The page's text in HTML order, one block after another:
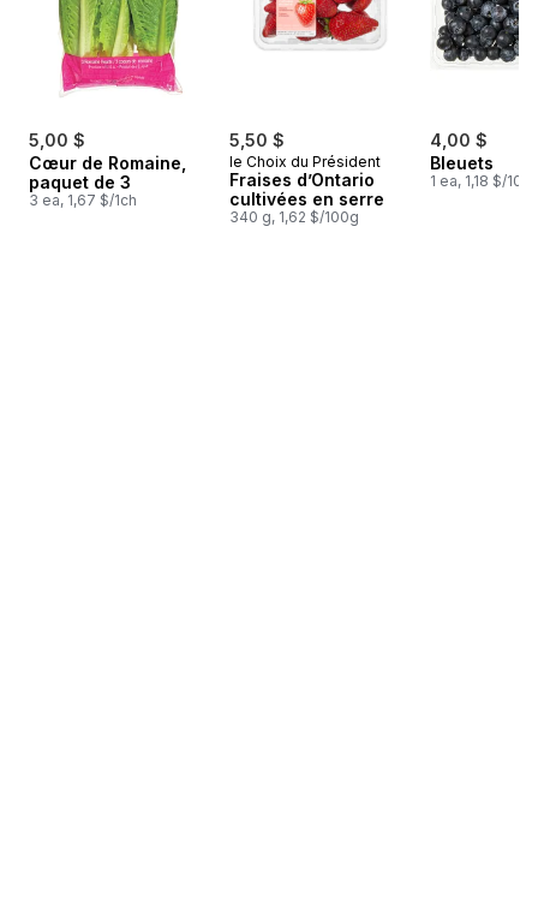
5,00 $
Cœur de Romaine,
paquet de 3
3 ea, 1,67 $/1ch
5,50 $
le Choix du Président
Fraises d’Ontario
cultivées en serre
340 g, 1,62 $/100g
4,00 $
Bleuets
1 ea, 1,18 $/